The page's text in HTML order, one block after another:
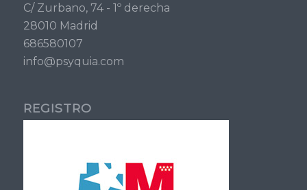
C/ Zurbano, 74 - 1º derecha
28010 Madrid
686580107
info@psyquia.com
REGISTRO